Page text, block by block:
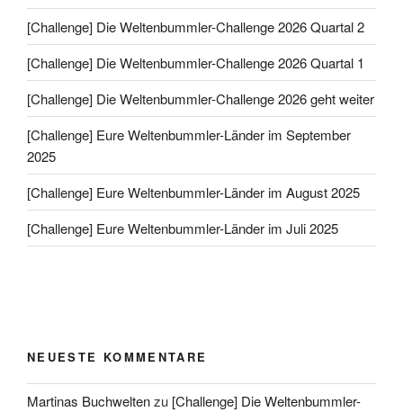
[Challenge] Die Weltenbummler-Challenge 2026 Quartal 2
[Challenge] Die Weltenbummler-Challenge 2026 Quartal 1
[Challenge] Die Weltenbummler-Challenge 2026 geht weiter
[Challenge] Eure Weltenbummler-Länder im September
2025
[Challenge] Eure Weltenbummler-Länder im August 2025
[Challenge] Eure Weltenbummler-Länder im Juli 2025
NEUESTE KOMMENTARE
Martinas Buchweltenzu [Challenge] Die Weltenbummler-